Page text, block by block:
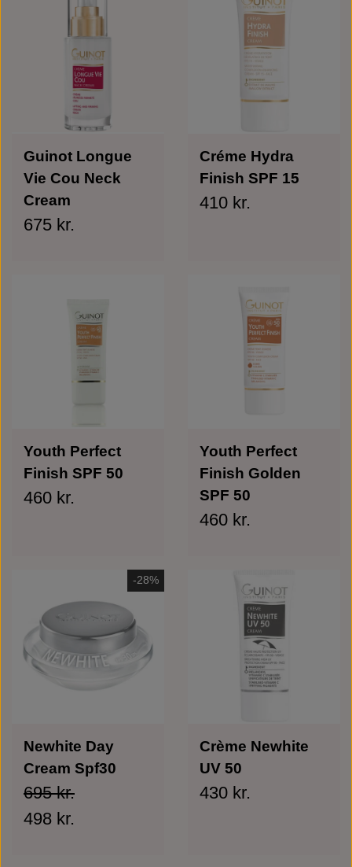
Guinot Longue
Vie Cou Neck
Cream
675 kr.
Créme Hydra
Finish SPF 15
410 kr.
Youth Perfect
Finish SPF 50
460 kr.
Youth Perfect
Finish Golden
SPF 50
460 kr.
-28%
Newhite Day
Cream Spf30
695 kr.
498 kr.
Crème Newhite
UV 50
430 kr.